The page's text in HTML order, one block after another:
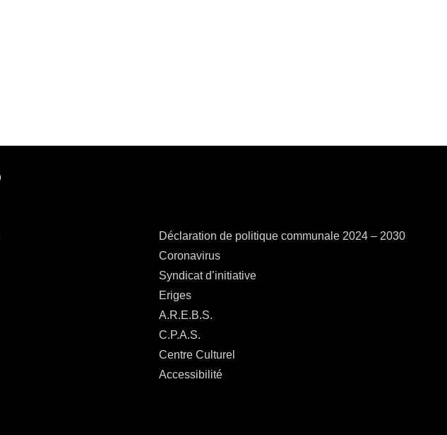
Déclaration de politique communale 2024 – 2030
Coronavirus
Syndicat d’initiative
Eriges
A.R.E.B.S.
C.P.A.S.
Centre Culturel
Accessibilité